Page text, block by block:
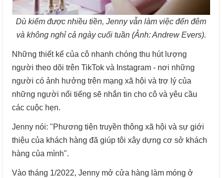
Dù kiếm được nhiều tiền, Jenny vẫn làm việc đến đêm
và không nghỉ cả ngày cuối tuần (Ảnh: Andrew Evers).
Những thiết kế của cô nhanh chóng thu hút lượng
người theo dõi trên TikTok và Instagram - nơi những
người có ảnh hưởng trên mạng xã hội và trợ lý của
những người nổi tiếng sẽ nhắn tin cho cô và yêu cầu
các cuộc hẹn.
Jenny nói: "Phương tiện truyền thông xã hội và sự giới
thiệu của khách hàng đã giúp tôi xây dựng cơ sở khách
hàng của mình".
Vào tháng 1/2022, Jenny mở cửa hàng làm móng ở